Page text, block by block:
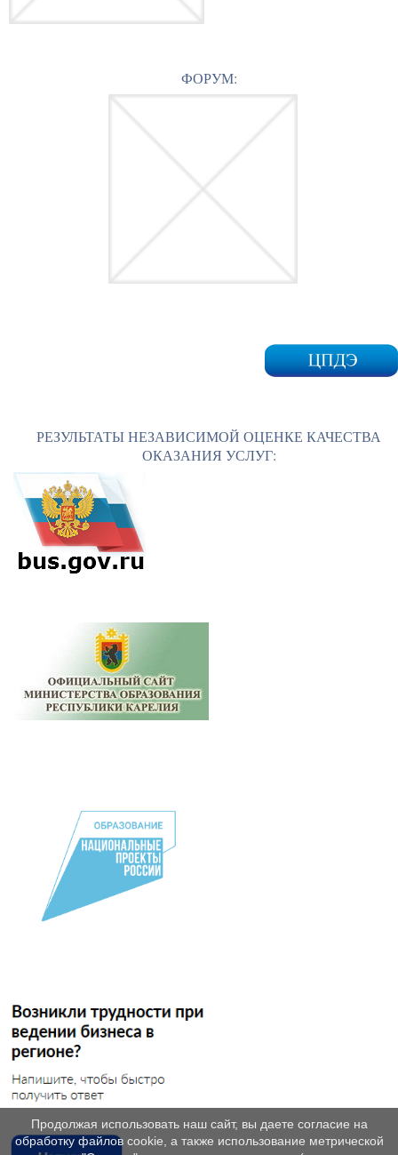
ФОРУМ:
РЕЗУЛЬТАТЫ НЕЗАВИСИМОЙ ОЦЕНКЕ КАЧЕСТВА
ОКАЗАНИЯ УСЛУГ:
Продолжая использовать наш сайт, вы даете согласие на
обработку файлов cookie, а также использование метрической